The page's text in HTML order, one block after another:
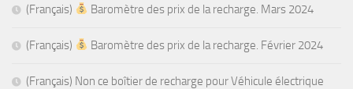
(Français) Baromètre des prix de la recharge. Mars 2024
(Français) Baromètre des prix de la recharge. Février 2024
(Français) Non ce boîtier de recharge pour Véhicule électrique